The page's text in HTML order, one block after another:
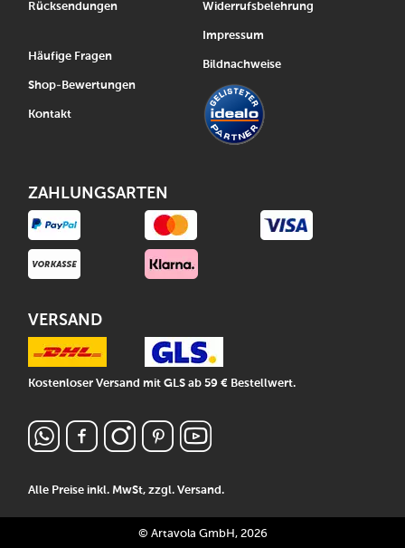
Rücksendungen
Häufige Fragen
Shop-Bewertungen
Kontakt
Alle Preise inkl. MwSt, zzgl.Versand.
Widerrufsbelehrung
Impressum
Bildnachweise
ZAHLUNGSARTEN
VERSAND
Kostenloser Versand mit GLS ab 59 € Bestellwert.
© Artavola GmbH, 2026